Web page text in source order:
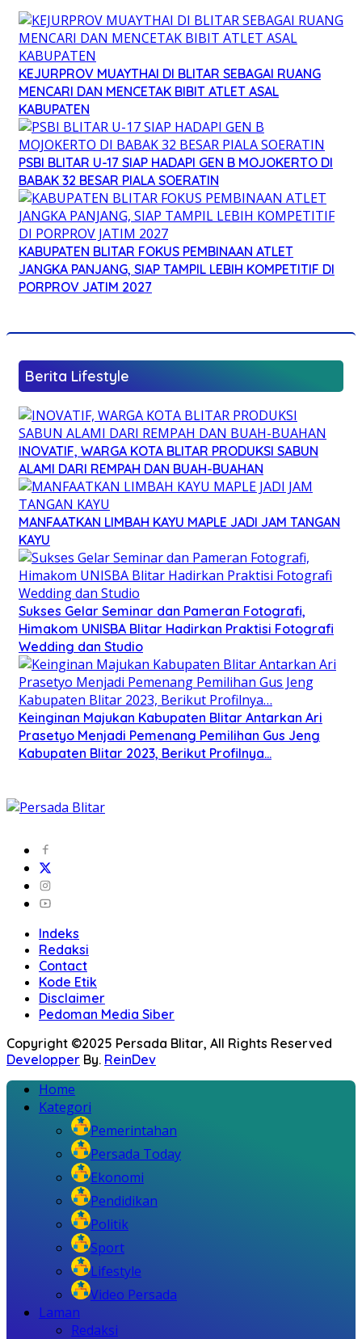
KEJURPROV MUAYTHAI DI BLITAR SEBAGAI RUANG
MENCARI DAN MENCETAK BIBIT ATLET ASAL
KABUPATEN
PSBI BLITAR U-17 SIAP HADAPI GEN B MOJOKERTO DI
BABAK 32 BESAR PIALA SOERATIN
KABUPATEN BLITAR FOKUS PEMBINAAN ATLET
JANGKA PANJANG, SIAP TAMPIL LEBIH KOMPETITIF DI
PORPROV JATIM 2027
Berita Lifestyle
INOVATIF, WARGA KOTA BLITAR PRODUKSI SABUN
ALAMI DARI REMPAH DAN BUAH-BUAHAN
MANFAATKAN LIMBAH KAYU MAPLE JADI JAM TANGAN
KAYU
Sukses Gelar Seminar dan Pameran Fotografi,
Himakom UNISBA Blitar Hadirkan Praktisi Fotografi
Wedding dan Studio
Keinginan Majukan Kabupaten Blitar Antarkan Ari
Prasetyo Menjadi Pemenang Pemilihan Gus Jeng
Kabupaten Blitar 2023, Berikut Profilnya…
Indeks
Redaksi
Contact
Kode Etik
Disclaimer
Pedoman Media Siber
Copyright ©2025 Persada Blitar, All Rights Reserved
Developper By. ReinDev
Home
Kategori
Pemerintahan
Persada Today
Ekonomi
Pendidikan
Politik
Sport
Lifestyle
Video Persada
Laman
Redaksi